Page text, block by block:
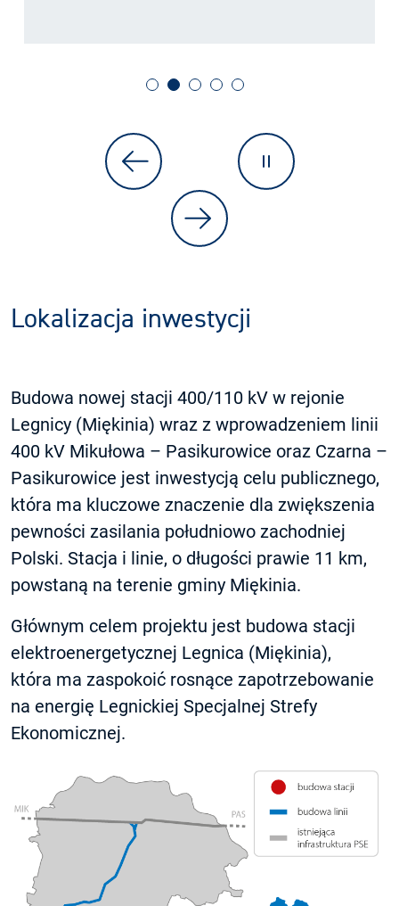
Lokalizacja inwestycji
Budowa nowej stacji 400/110 kV w rejonie
Legnicy (Miękinia) wraz z wprowadzeniem linii
400 kV Mikułowa – Pasikurowice oraz Czarna –
Pasikurowice jest inwestycją celu publicznego,
która ma kluczowe znaczenie dla zwiększenia
pewności zasilania południowo zachodniej
Polski. Stacja i linie, o długości prawie 11 km,
powstaną na terenie gminy Miękinia.
Głównym celem projektu jest budowa stacji
elektroenergetycznej Legnica (Miękinia),
która ma zaspokoić rosnące zapotrzebowanie
na energię Legnickiej Specjalnej Strefy
Ekonomicznej.